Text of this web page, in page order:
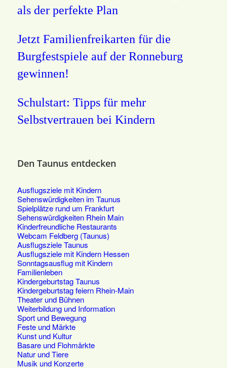
als der perfekte Plan
Jetzt Familienfreikarten für die
Burgfestspiele auf der Ronneburg
gewinnen!
Schulstart: Tipps für mehr
Selbstvertrauen bei Kindern
Den Taunus entdecken
Ausflugsziele mit Kindern
Sehenswürdigkeiten im Taunus
Spielplätze rund um Frankfurt
Sehenswürdigkeiten Rhein Main
Kinderfreundliche Restaurants
Webcam Feldberg (Taunus)
Ausflugsziele Taunus
Ausflugsziele mit Kindern Hessen
Sonntagsausflug mit Kindern
Familienleben
Kindergeburtstag Taunus
Kindergeburtstag feiern Rhein-Main
Theater und Bühnen
Weiterbildung und Information
Sport und Bewegung
Feste und Märkte
Kunst und Kultur
Basare und Flohmärkte
Natur und Tiere
Musik und Konzerte